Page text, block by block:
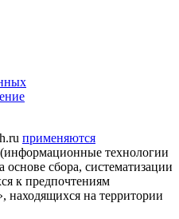
применяются
(информационные технологии
сбора, систематизации
к предпочтениям
находящихся на территории